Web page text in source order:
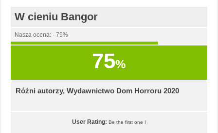
W cieniu Bangor
Nasza ocena: - 75%
75%
Różni autorzy, Wydawnictwo Dom Horroru 2020
User Rating: Be the first one !